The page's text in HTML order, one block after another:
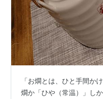
「お燗とは、ひと手間か
燗か「ひや（常温）」し